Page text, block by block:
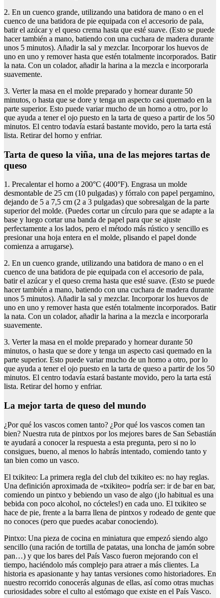
2. En un cuenco grande, utilizando una batidora de mano o en el
cuenco de una batidora de pie equipada con el accesorio de pala,
batir el azúcar y el queso crema hasta que esté suave. (Esto se puede
hacer también a mano, batiendo con una cuchara de madera durante
unos 5 minutos). Añadir la sal y mezclar. Incorporar los huevos de
uno en uno y remover hasta que estén totalmente incorporados. Batir
la nata. Con un colador, añadir la harina a la mezcla e incorporarla
suavemente.
3. Verter la masa en el molde preparado y hornear durante 50
minutos, o hasta que se dore y tenga un aspecto casi quemado en la
parte superior. Esto puede variar mucho de un horno a otro, por lo
que ayuda a tener el ojo puesto en la tarta de queso a partir de los 50
minutos. El centro todavía estará bastante movido, pero la tarta está
lista. Retirar del horno y enfriar.
Tarta de queso la viña, una de las mejores tartas de
queso
1. Precalentar el horno a 200°C (400°F). Engrasa un molde
desmontable de 25 cm (10 pulgadas) y fórralo con papel pergamino,
dejando de 5 a 7,5 cm (2 a 3 pulgadas) que sobresalgan de la parte
superior del molde. (Puedes cortar un círculo para que se adapte a la
base y luego cortar una banda de papel para que se ajuste
perfectamente a los lados, pero el método más rústico y sencillo es
presionar una hoja entera en el molde, plisando el papel donde
comienza a arrugarse).
2. En un cuenco grande, utilizando una batidora de mano o en el
cuenco de una batidora de pie equipada con el accesorio de pala,
batir el azúcar y el queso crema hasta que esté suave. (Esto se puede
hacer también a mano, batiendo con una cuchara de madera durante
unos 5 minutos). Añadir la sal y mezclar. Incorporar los huevos de
uno en uno y remover hasta que estén totalmente incorporados. Batir
la nata. Con un colador, añadir la harina a la mezcla e incorporarla
suavemente.
3. Verter la masa en el molde preparado y hornear durante 50
minutos, o hasta que se dore y tenga un aspecto casi quemado en la
parte superior. Esto puede variar mucho de un horno a otro, por lo
que ayuda a tener el ojo puesto en la tarta de queso a partir de los 50
minutos. El centro todavía estará bastante movido, pero la tarta está
lista. Retirar del horno y enfriar.
La mejor tarta de queso del mundo
¿Por qué los vascos comen tanto? ¿Por qué los vascos comen tan
bien? Nuestra ruta de pintxos por los mejores bares de San Sebastián
te ayudará a conocer la respuesta a esta pregunta, pero si no lo
consigues, bueno, al menos lo habrás intentado, comiendo tanto y
tan bien como un vasco.
El txikiteo: La primera regla del club del txikiteo es: no hay reglas.
Una definición aproximada de «txikiteo» podría ser: ir de bar en bar,
comiendo un pintxo y bebiendo un vaso de algo (¡lo habitual es una
bebida con poco alcohol, no cócteles!) en cada uno. El txikiteo se
hace de pie, frente a la barra llena de pintxos y rodeado de gente que
no conoces (pero que puedes acabar conociendo).
Pintxo: Una pieza de cocina en miniatura que empezó siendo algo
sencillo (una ración de tortilla de patatas, una loncha de jamón sobre
pan…) y que los bares del País Vasco fueron mejorando con el
tiempo, haciéndolo más complejo para atraer a más clientes. La
historia es apasionante y hay tantas versiones como historiadores. En
nuestro recorrido conocerás algunas de ellas, así como otras muchas
curiosidades sobre el culto al estómago que existe en el País Vasco.